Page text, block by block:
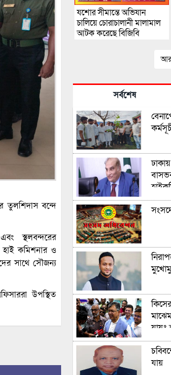
তুলশিদাস বন্দে
স্থলবন্দরের
হাই কমিশনার ও
সাথে সৌজন্য
উপস্থিত
যশোর সীমান্তে অভিযান
চালিয়ে চোরাচালানী মালামাল
আটক করেছে বিজিবি
সর্বশেষ
যায়ঃ
যায়